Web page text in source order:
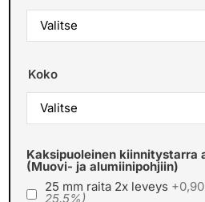
Koko
Kaksipuoleinen kiinnitystarra
(Muovi- ja alumiinipohjiin)
25 mm raita 2x leveys
25.5%)